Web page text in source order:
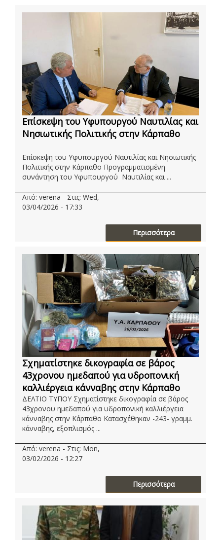
Επίσκεψη του Υφυπουργού Ναυτιλίας και
Νησιωτικής Πολιτικής στην Κάρπαθο
Επίσκεψη του Υφυπουργού Ναυτιλίας και Νησιωτικής
Πολιτικής στην Κάρπαθο Προγραμματισμένη
συνάντηση του Υφυπουργού Ναυτιλίας και ...
Από: verena - Στις: Wed,
03/04/2026 - 17:33
Περισσότερα
Σχηματίστηκε δικογραφία σε βάρος
43χρονου ημεδαπού για υδροπονική
καλλιέργεια κάνναβης στην Κάρπαθο
ΔΕΛΤΙΟ ΤΥΠΟΥ Σχηματίστηκε δικογραφία σε βάρος
43χρονου ημεδαπού για υδροπονική καλλιέργεια
κάνναβης στην Κάρπαθο Κατασχέθηκαν -243- γραμμ.
κάνναβης, εξοπλισμός ...
Από: verena - Στις: Mon,
03/02/2026 - 12:27
Περισσότερα